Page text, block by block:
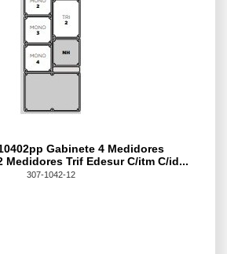
Gabinete 4 Medidores
Medidores Trif Edesur C/itm C/id...
307-1042-12